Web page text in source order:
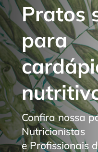
Pratos
para
Confira nossa
Nutricionistas
e Profissionais